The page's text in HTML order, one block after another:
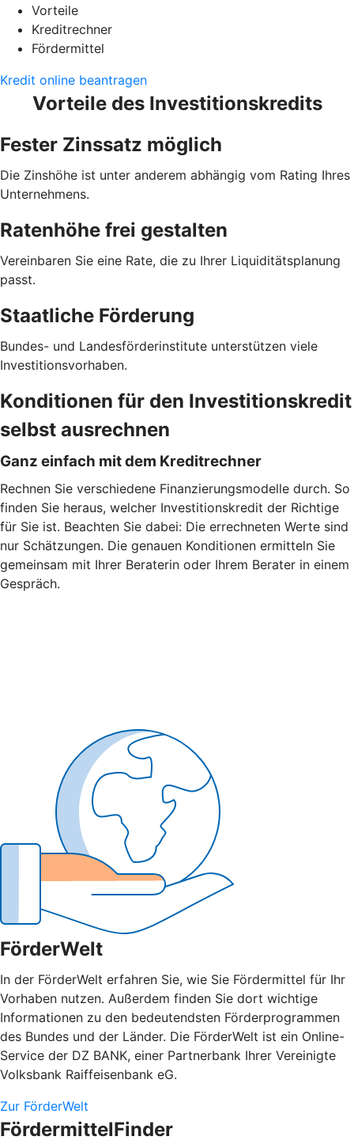
Vorteile
Kreditrechner
Fördermittel
Kredit online beantragen
Vorteile des Investitionskredits
Fester Zinssatz möglich
Die Zinshöhe ist unter anderem abhängig vom Rating Ihres
Unternehmens.
Ratenhöhe frei gestalten
Vereinbaren Sie eine Rate, die zu Ihrer Liquiditätsplanung
passt.
Staatliche Förderung
Bundes- und Landesförderinstitute unterstützen viele
Investitionsvorhaben.
Konditionen für den Investitionskredit
selbst ausrechnen
Ganz einfach mit dem Kreditrechner
Rechnen Sie verschiedene Finanzierungsmodelle durch. So
finden Sie heraus, welcher Investitionskredit der Richtige
für Sie ist. Beachten Sie dabei: Die errechneten Werte sind
nur Schätzungen. Die genauen Konditionen ermitteln Sie
gemeinsam mit Ihrer Beraterin oder Ihrem Berater in einem
Gespräch.
FörderWelt
In der FörderWelt erfahren Sie, wie Sie Fördermittel für Ihr
Vorhaben nutzen. Außerdem finden Sie dort wichtige
Informationen zu den bedeutendsten Förderprogrammen
des Bundes und der Länder. Die FörderWelt ist ein Online-
Service der DZ BANK, einer Partnerbank Ihrer Vereinigte
Volksbank Raiffeisenbank eG.
Zur FörderWelt
FördermittelFinder